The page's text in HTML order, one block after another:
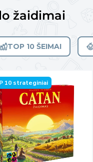
žaidimai
TOP 10 ŠEIMAI
10 strateginiai